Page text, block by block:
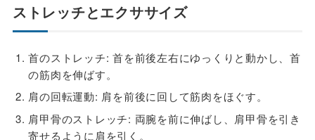
ストレッチとエクササイズ
首のストレッチ: 首を前後左右にゆっくりと動かし、首
の筋肉を伸ばす。
肩の回転運動: 肩を前後に回して筋肉をほぐす。
肩甲骨のストレッチ: 両腕を前に伸ばし、肩甲骨を引き
寄せるように肩を引く。